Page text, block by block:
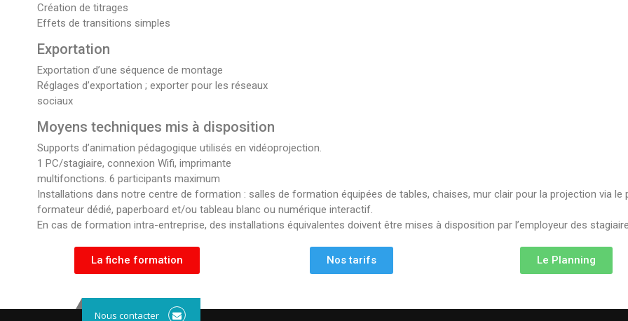
Création de titrages
Effets de transitions simples
Exportation
Exportation d’une séquence de montage
Réglages d’exportation ; exporter pour les réseaux
sociaux
Moyens techniques mis à disposition
Supports d’animation pédagogique utilisés en vidéoprojection.
1 PC/stagiaire, connexion Wifi, imprimante
multifonctions. 6 participants maximum
Installations dans notre centre de formation : salles de formation équipées de tables, chaises, mur clair pour la projection via le
formateur dédié, paperboard et/ou tableau blanc ou numérique interactif.
En cas de formation intra-entreprise, des installations équivalentes doivent être mises à disposition par l’employeur des
La fiche formation Nos tarifs Le Planning
Nous contacter